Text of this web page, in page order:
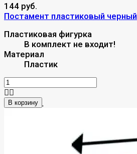
144 руб.
Постамент пластиковый черный
Пластиковая фигурка
В комплект не входит!
Материал
Пластик
В корзину